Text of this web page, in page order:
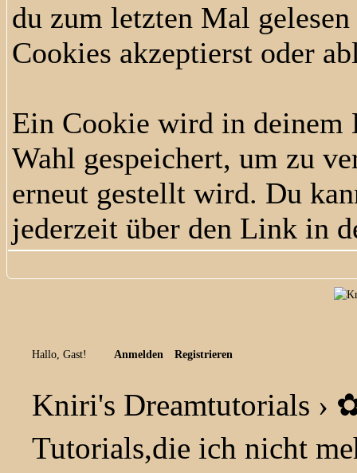
du zum letzten Mal
Cookies akzeptierst oder
Ein Cookie wird in deinem
Wahl gespeichert, um zu
erneut gestellt wird. Du
jederzeit über den Link in
Hallo, Gast! Anmelden Registrieren
Kniri's Dreamtutorials ›
Tutorials,die ich nicht